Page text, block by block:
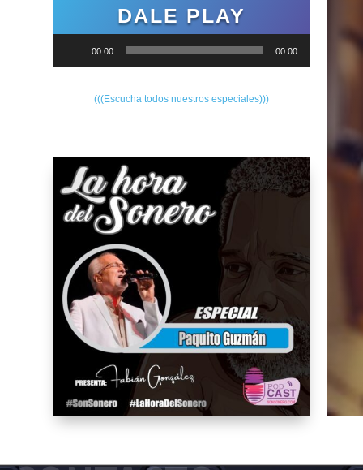
DALE PLAY
00:00 00:00
(((Escucha todos nuestros especiales)))